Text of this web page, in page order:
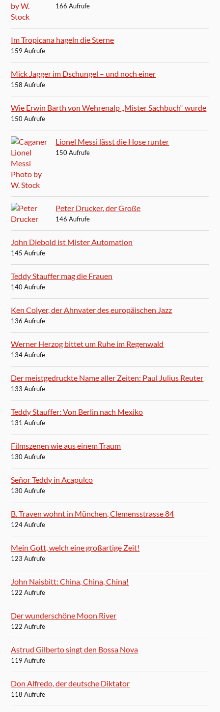
166 Aufrufe
Im Tropicana hageln die Sterne
159 Aufrufe
Mick Jagger im Dschungel – und noch einer
158 Aufrufe
Wie Erwin Barth von Wehrenalp „Mister Sachbuch“ wurde
150 Aufrufe
Lionel Messi lässt die Hose runter
150 Aufrufe
Peter Drucker, der Große
146 Aufrufe
John Diebold ist Mister Automation
145 Aufrufe
Teddy Stauffer mag die Frauen
140 Aufrufe
Ken Colyer, der Ahnvater des europäischen Jazz
136 Aufrufe
Werner Herzog bittet um Ruhe im Regenwald
134 Aufrufe
Der meistgedruckte Name aller Zeiten: Paul Julius Reuter
133 Aufrufe
Teddy Stauffer: Von Berlin nach Mexiko
131 Aufrufe
Filmszenen wie aus einem Traum
130 Aufrufe
Señor Teddy in Acapulco
130 Aufrufe
B. Traven wohnt in München, Clemensstrasse 84
124 Aufrufe
Mein Gott, welch eine großartige Zeit!
123 Aufrufe
John Naisbitt: China, China, China!
122 Aufrufe
Der wunderschöne Moon River
122 Aufrufe
Astrud Gilberto singt den Bossa Nova
119 Aufrufe
Don Alfredo, der deutsche Diktator
118 Aufrufe